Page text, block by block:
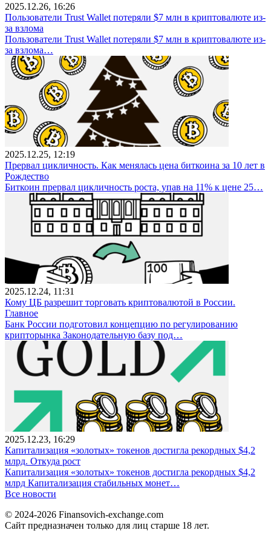
2025.12.26, 16:26
Пользователи Trust Wallet потеряли $7 млн в криптовалюте из-
за взлома
Пользователи Trust Wallet потеряли $7 млн в криптовалюте из-
за взлома…
2025.12.25, 12:19
Прервал цикличность. Как менялась цена биткоина за 10 лет в
Рождество
Биткоин прервал цикличность роста, упав на 11% к цене 25…
2025.12.24, 11:31
Кому ЦБ разрешит торговать криптовалютой в России.
Главное
Банк России подготовил концепцию по регулированию
крипторынка Законодательную базу под…
2025.12.23, 16:29
Капитализация «золотых» токенов достигла рекордных $4,2
млрд. Откуда рост
Капитализация «золотых» токенов достигла рекордных $4,2
млрд Капитализация стабильных монет…
Все новости
© 2024-2026 Finansovich-exchange.com
Сайт предназначен только для лиц старше 18 лет.